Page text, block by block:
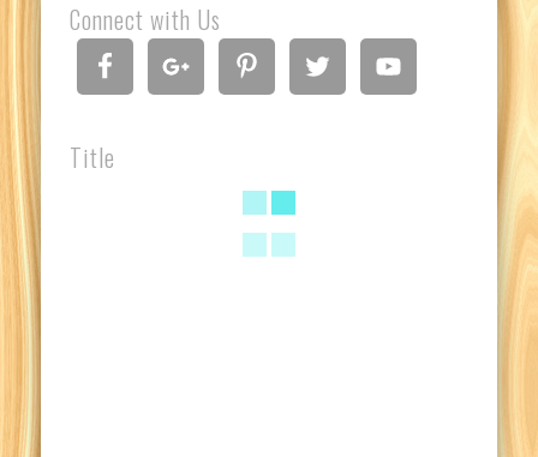
Connect with Us
Title